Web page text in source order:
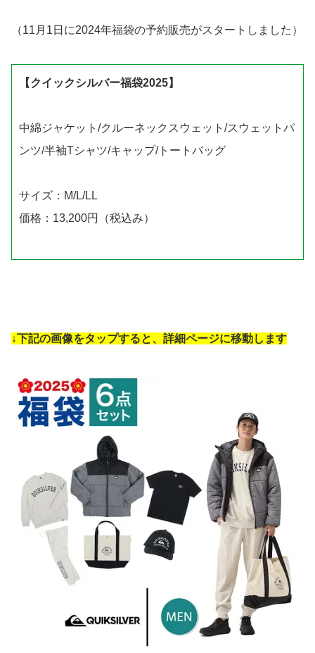
（11月1日に2024年福袋の予約販売がスタートしました）
【クイックシルバー福袋2025】
中綿ジャケット/クルーネックスウェット/スウェットパ
ンツ/半袖Tシャツ/キャップ/トートバッグ
サイズ：M/L/LL
価格：13,200円（税込み）
↓下記の画像をタップすると、詳細ページに移動します